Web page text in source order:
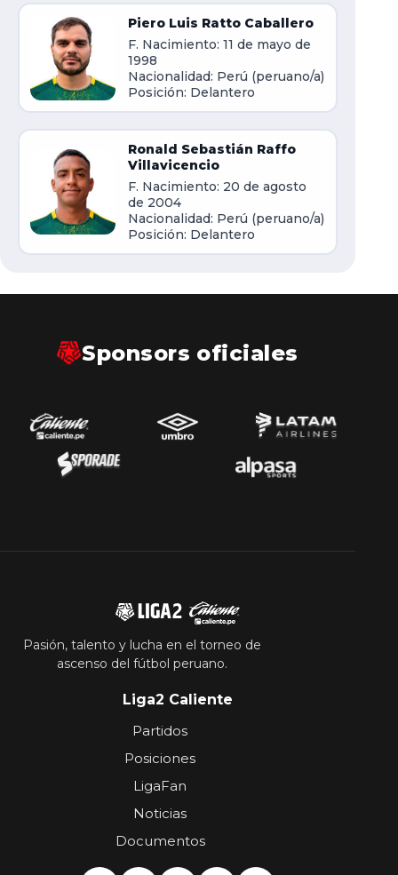
Piero Luis Ratto Caballero
F. Nacimiento: 11 de mayo de
1998
Nacionalidad: Perú (peruano/a)
Posición: Delantero
Ronald Sebastián Raffo
Villavicencio
F. Nacimiento: 20 de agosto
de 2004
Nacionalidad: Perú (peruano/a)
Posición: Delantero
Sponsors oficiales
Pasión, talento y lucha en el torneo de
ascenso del fútbol peruano.
Liga2 Caliente
Partidos
Posiciones
LigaFan
Noticias
Documentos